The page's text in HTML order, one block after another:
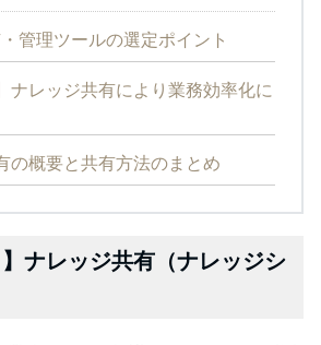
管理ツールの選定ポイント
ナレッジ共有により業務効率化に
の概要と共有方法のまとめ
】ナレッジ共有（ナレッジシ